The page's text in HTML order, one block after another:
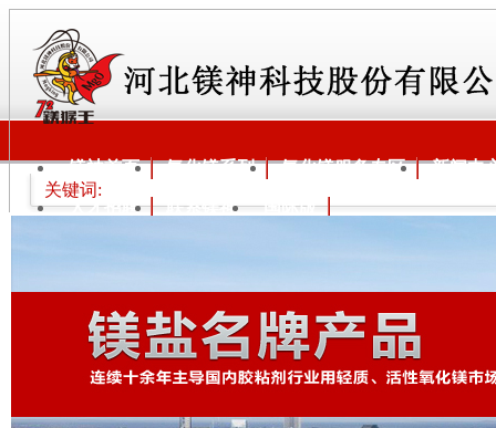
镁神首页 氧化镁系列 氧化镁服务专区 新闻中
人才招聘 联系镁神 国际版
关键词: